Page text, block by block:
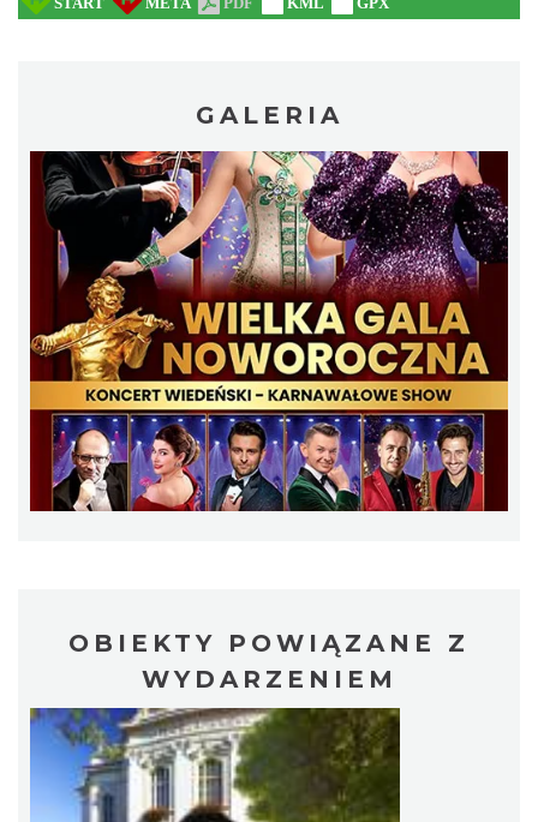
Cieszyn
2026-08-09
0.24 km
Cieszyn
2026-08-16
0.24 km
Cieszyn
GALERIA
OBIEKTY POWIĄZANE Z
WYDARZENIEM